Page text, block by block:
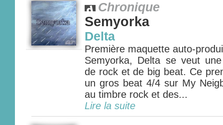
Chronique
Semyorka
Delta
Première maquette auto-
Semyorka, Delta se veut
de rock et de big beat. Ce
un gros beat 4/4 sur My
au timbre rock et des...
Lire la suite